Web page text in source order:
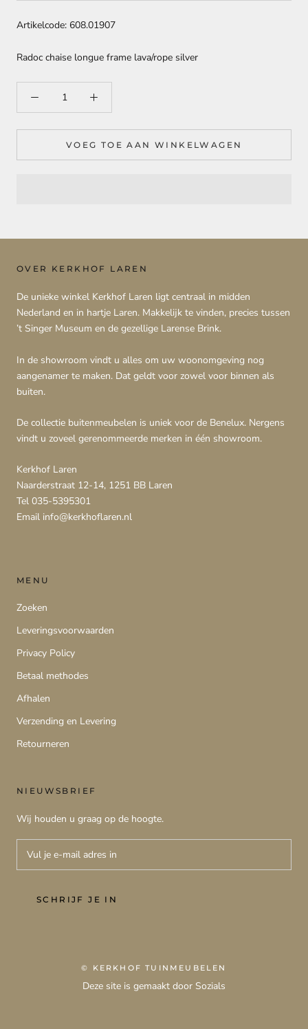
Artikelcode: 608.01907
Radoc chaise longue frame lava/rope silver
VOEG TOE AAN WINKELWAGEN
OVER KERKHOF LAREN
De unieke winkel Kerkhof Laren ligt centraal in midden
Nederland en in hartje Laren. Makkelijk te vinden, precies tussen
’t Singer Museum en de gezellige Larense Brink.
In de showroom vindt u alles om uw woonomgeving nog
aangenamer te maken. Dat geldt voor zowel voor binnen als
buiten.
De collectie buitenmeubelen is uniek voor de Benelux. Nergens
vindt u zoveel gerenommeerde merken in één showroom.
Kerkhof Laren
Naarderstraat 12-14, 1251 BB Laren
Tel 035-5395301
Email info@kerkhoflaren.nl
MENU
Zoeken
Leveringsvoorwaarden
Privacy Policy
Betaal methodes
Afhalen
Verzending en Levering
Retourneren
NIEUWSBRIEF
Wij houden u graag op de hoogte.
SCHRIJF JE IN
© KERKHOF TUINMEUBELEN
Deze site is gemaakt door Sozials